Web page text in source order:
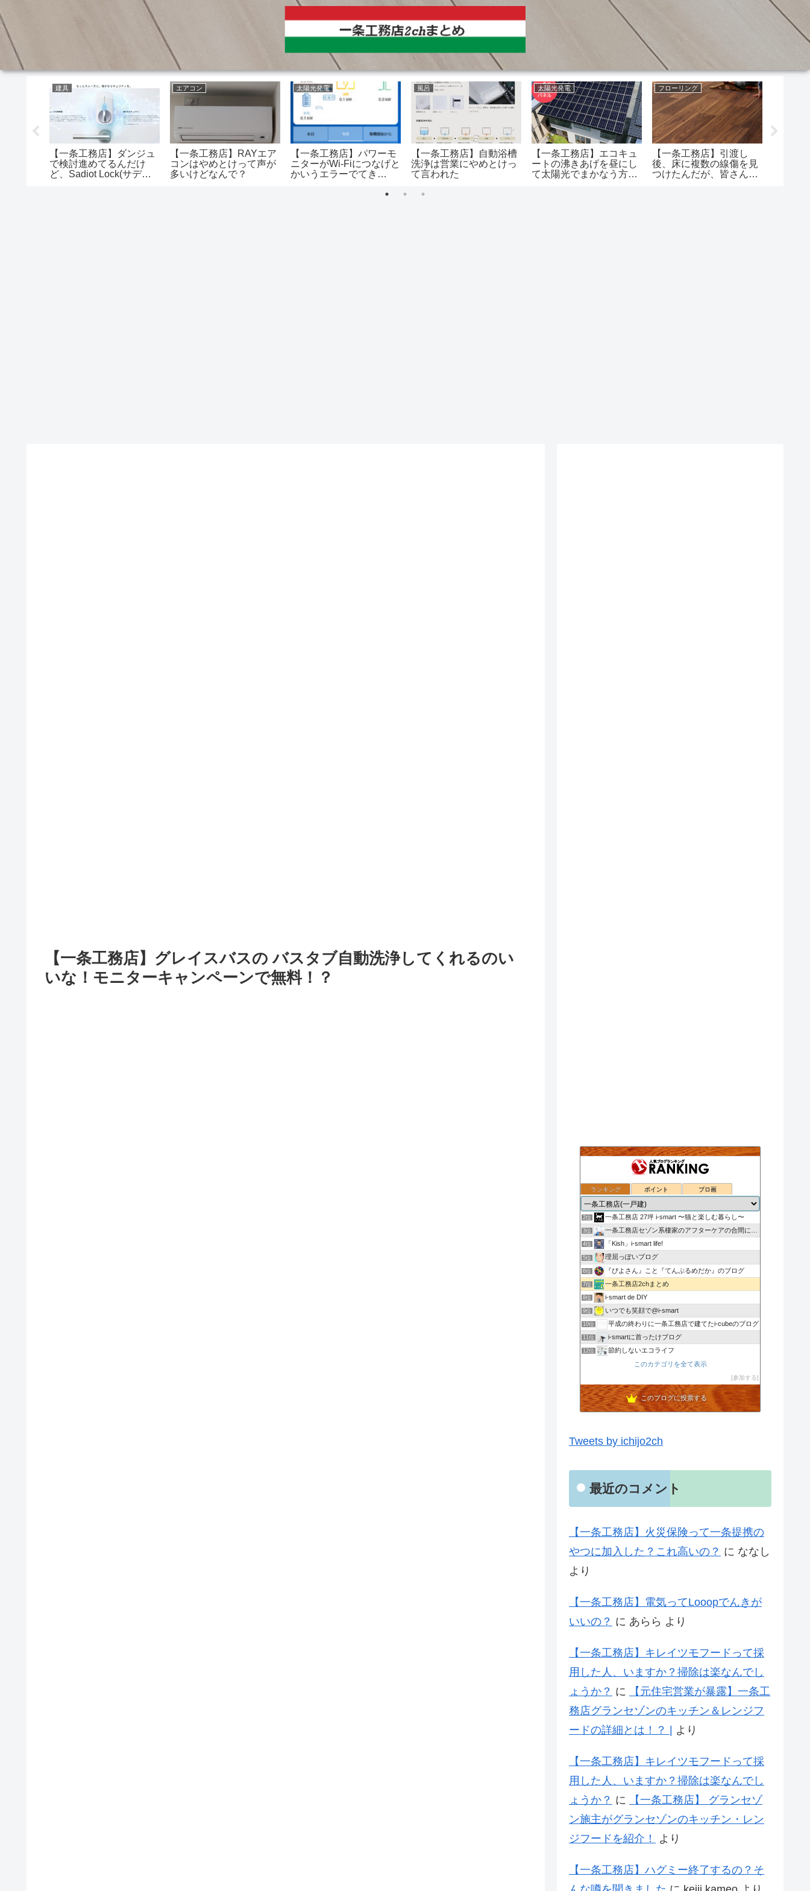
建具
【一条工務店】ダンジュ
で検討進めてるんだけ
ど、Sadiot Lock(サディ
エアコン
【一条工務店】RAYエア
コンはやめとけって声が
多いけどなんで？
太陽光発電
【一条工務店】パワーモ
ニターがWi-Fiにつなげと
かいうエラーでてき
風呂
【一条工務店】自動浴槽
洗浄は営業にやめとけっ
て言われた
太陽光発電
【一条工務店】エコキュ
ートの沸きあげを昼にし
て太陽光でまかなう方法
フローリング
【一条工務店】引渡し
後、床に複数の線傷を見
つけたんだが、皆さんも
【一条工務店】グレイスバスの バスタブ自動洗浄してくれるのい
いな！モニターキャンペーンで無料！？
ランキング ポイント ブロ画
1位 nasu_star's blog
2位 一条工務店 27坪 i-smart 〜猫と楽しむ暮らし〜
3位 一条工務店セゾン系棲家のアフターケアの合間に綴るブログ
4位 「Kish」i-smart life!
5位 理屈っぽいブログ
6位 『ぴよさん』こと『てんぷるめだか』のブログ
7位 一条工務店2chまとめ
8位 i-smart de DIY
9位 いつでも笑顔で@i-smart
10位 平成の終わりに一条工務店で建てたi-cubeのブログ
11位 i-smartに首ったけブログ
12位 節約しないエコライフ
noahnoah研究所
わたしの家づくり│ハウスメーカーで注文住宅を建てよう
15位 わかまっちょのおうち
このカテゴリを全て表示
参加する
このブログに投票する
Tweets by ichijo2ch
最近のコメント
【一条工務店】火災保険って一条提携の
やつに加入した？これ高いの？ に ななし
より
【一条工務店】電気ってLooopでんきが
いいの？ に あらら より
【一条工務店】キレイツモフードって採
用した人、いますか？掃除は楽なんでし
ょうか？ に
【元住宅営業が暴露】一条工
務店グランセゾンのキッチン＆レンジフ
ードの詳細とは！？ |
より
【一条工務店】キレイツモフードって採
用した人、いますか？掃除は楽なんでし
ょうか？ に
【一条工務店】 グランセゾ
ン施主がグランセゾンのキッチン・レン
ジフードを紹介！
より
【一条工務店】ハグミー終了するの？そ